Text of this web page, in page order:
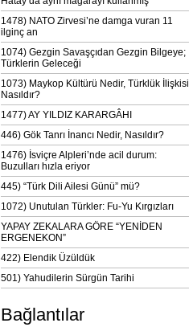
1478) NATO Zirvesi’ne damga vuran 11
ilginç an
1074) Gezgin Savaşçıdan Gezgin Bilgeye;
Türklerin Geleceği
1073) Maykop Kültürü Nedir, Türklük İlişkisi
Nasıldır?
1477) AY YILDIZ KARARGÂHI
446) Gök Tanrı İnancı Nedir, Nasıldır?
1476) İsviçre Alpleri’nde acil durum:
Buzulları hızla eriyor
445) “Türk Dili Ailesi Günü” mü?
1072) Unutulan Türkler: Fu-Yu Kırgızları
YAPAY ZEKALARA GÖRE “YENİDEN
ERGENEKON”
422) Elendik Üzüldük
501) Yahudilerin Sürgün Tarihi
Bağlantılar